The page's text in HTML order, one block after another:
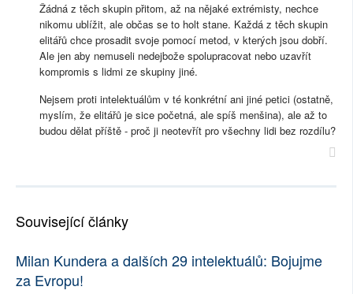
Žádná z těch skupin přitom, až na nějaké extrémisty, nechce
nikomu ublížit, ale občas se to holt stane. Každá z těch skupin
elitářů chce prosadit svoje pomocí metod, v kterých jsou dobří.
Ale jen aby nemuseli nedejbože spolupracovat nebo uzavřít
kompromis s lidmi ze skupiny jiné.
Nejsem proti intelektuálům v té konkrétní ani jiné petici (ostatně,
myslím, že elitářů je sice početná, ale spíš menšina), ale až to
budou dělat příště - proč ji neotevřít pro všechny lidi bez rozdílu?
Související články
Milan Kundera a dalších 29 intelektuálů: Bojujme
za Evropu!